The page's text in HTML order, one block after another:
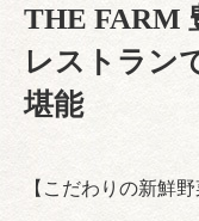
THE FARM
レストラン
堪能
【こだわりの新鮮